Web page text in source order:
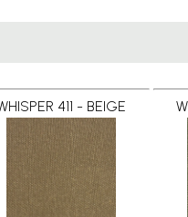
411 - BEIGE